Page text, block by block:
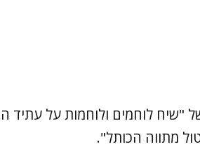
"שיח לוחמים ולוחמות על
מתווה הכותל".